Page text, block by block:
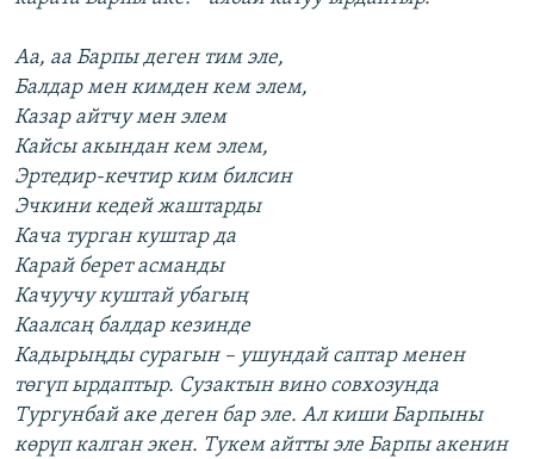
Аа, аа Барпы деген тим эле,
Балдар мен кимден кем элем,
Казар айтчу мен элем
Кайсы акындан кем элем,
Эртедир-кечтир ким билсин
Эчкини кедей жаштарды
Кача турган куштар да
Карай берет асманды
Качуучу куштай убагың
Каалсаң балдар кезинде
Кадырыңды сурагын – ушундай саптар менен
төгүп ырдаптыр. Сузактын вино совхозунда
Тургунбай аке деген бар эле. Ал киши Барпыны
көрүп калган экен. Тукем айтты эле Барпы акенин